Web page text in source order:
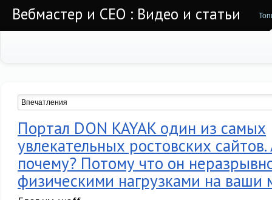
Вебмастер и СЕО : Видео и статьи
Портал DON KAYAK один из самых
увлекательных ростовских
почему? Потому что он
физическими нагрузками на